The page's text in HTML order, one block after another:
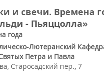
и свечи. Времена
- Пьяццолла»
года
Лютеранский
Петра и Павла
, Старосадский пер., 7